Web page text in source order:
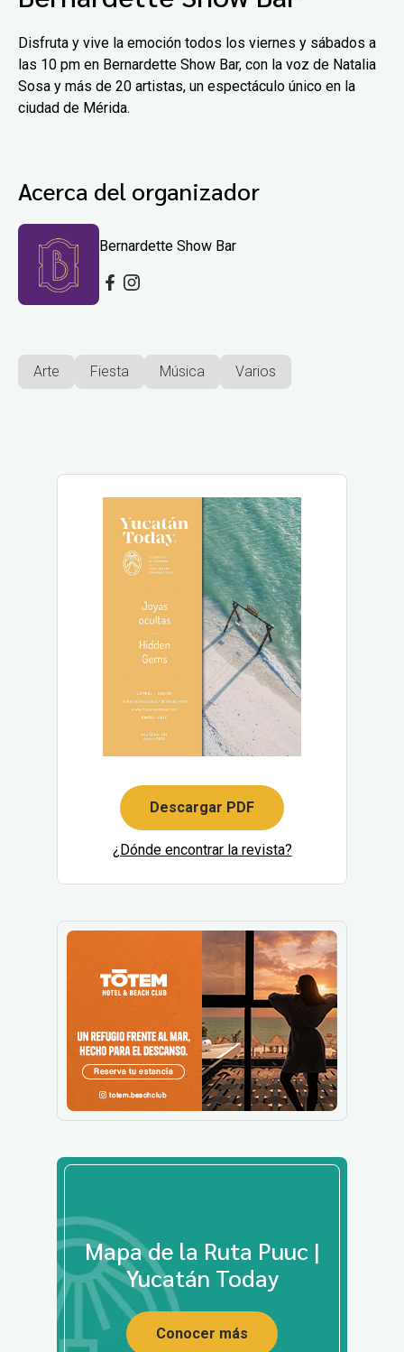
Disfruta y vive la emoción todos los viernes y sábados a
las 10 pm en Bernardette Show Bar, con la voz de Natalia
Sosa y más de 20 artistas, un espectáculo único en la
ciudad de Mérida.
Acerca del organizador
Bernardette Show Bar
Arte Fiesta Música Varios
Descargar PDF
¿Dónde encontrar la revista?
Mapa de la Ruta Puuc |
Yucatán Today
Conocer más